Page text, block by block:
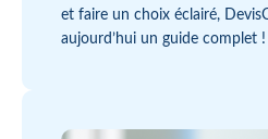
et faire un choix éclairé,
aujourd’hui un guide complet !